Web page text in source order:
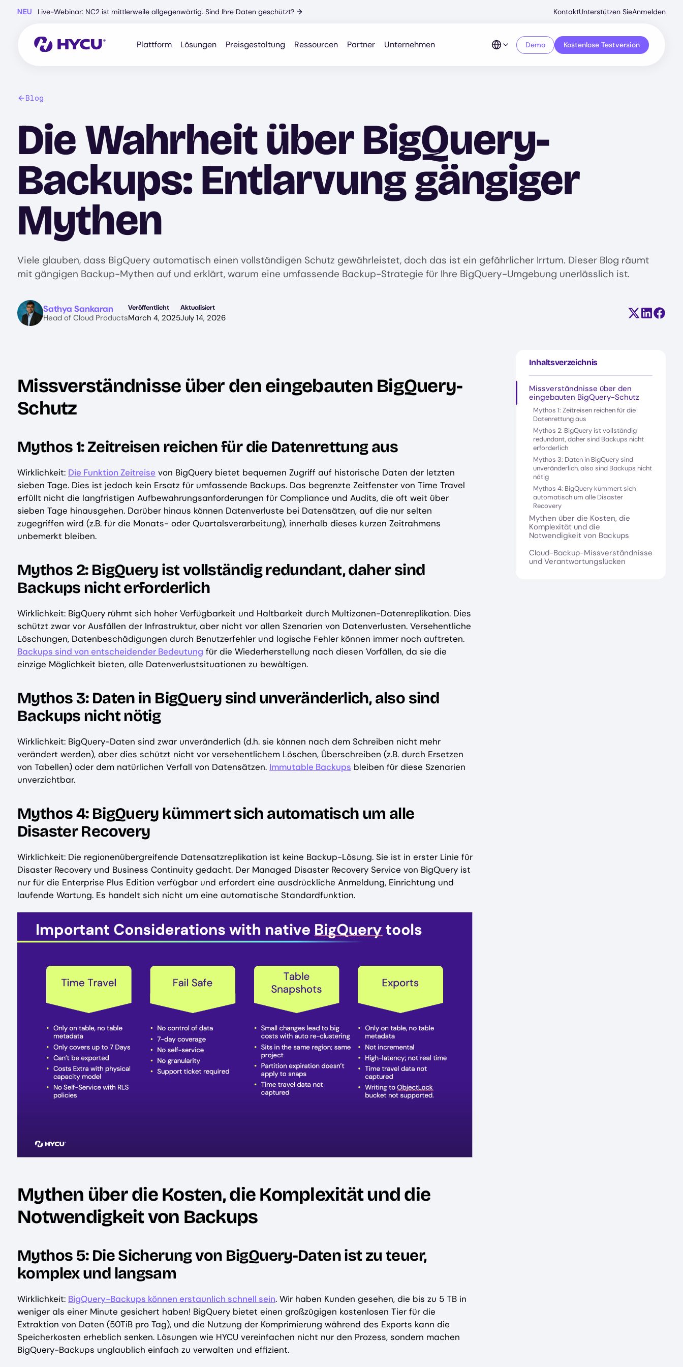
Hauptinhalt
NEU Live-Webinar: NC2 ist mittlerweile allgegenwärtig. Sind Ihre Daten geschützt? →
Menu
KontaktUnterstützen SieAnmelden
Plattform Lösungen Preisgestaltung Ressourcen Partner Unternehmen Demo Kostenlose Testversion
Blog
Die Wahrheit über BigQuery-
Backups: Entlarvung gängiger
Mythen
Viele glauben, dass BigQuery automatisch einen vollständigen Schutz gewährleistet, doch das ist ein gefährlicher Irrtum. Dieser Blog räumt
mit gängigen Backup-Mythen auf und erklärt, warum eine umfassende Backup-Strategie für Ihre BigQuery-Umgebung unerlässlich ist.
ImageSathya Sankaran
Head of Cloud Products
Veröffentlicht
March 4, 2025
Aktualisiert
July 14, 2026 Teilen auf
AufAuf
Missverständnisse über den eingebauten BigQuery-
Schutz
Mythos 1: Zeitreisen reichen für die Datenrettung aus
Wirklichkeit: Die Funktion Zeitreise von BigQuery bietet bequemen Zugriff auf historische Daten der letzten
sieben Tage. Dies ist jedoch kein Ersatz für umfassende Backups. Das begrenzte Zeitfenster von Time Travel
erfüllt nicht die langfristigen Aufbewahrungsanforderungen für Compliance und Audits, die oft weit über
sieben Tage hinausgehen. Darüber hinaus können Datenverluste bei Datensätzen, auf die nur selten
zugegriffen wird (z.B. für die Monats- oder Quartalsverarbeitung), innerhalb dieses kurzen Zeitrahmens
unbemerkt bleiben.
Mythos 2: BigQuery ist vollständig redundant, daher sind
Backups nicht erforderlich
Wirklichkeit: BigQuery rühmt sich hoher Verfügbarkeit und Haltbarkeit durch Multizonen-Datenreplikation. Dies
schützt zwar vor Ausfällen der Infrastruktur, aber nicht vor allen Szenarien von Datenverlusten. Versehentliche
Löschungen, Datenbeschädigungen durch Benutzerfehler und logische Fehler können immer noch auftreten.
Backups sind von entscheidender Bedeutung für die Wiederherstellung nach diesen Vorfällen, da sie die
einzige Möglichkeit bieten, alle Datenverlustsituationen zu bewältigen.
Mythos 3: Daten in BigQuery sind unveränderlich, also sind
Backups nicht nötig
Wirklichkeit: BigQuery-Daten sind zwar unveränderlich (d.h. sie können nach dem Schreiben nicht mehr
verändert werden), aber dies schützt nicht vor versehentlichem Löschen, Überschreiben (z.B. durch Ersetzen
von Tabellen) oder dem natürlichen Verfall von Datensätzen. Immutable Backups bleiben für diese Szenarien
unverzichtbar.
Mythos 4: BigQuery kümmert sich automatisch um alle
Disaster Recovery
Wirklichkeit: Die regionenübergreifende Datensatzreplikation ist keine Backup-Lösung. Sie ist in erster Linie für
Disaster Recovery und Business Continuity gedacht. Der Managed Disaster Recovery Service von BigQuery ist
nur für die Enterprise Plus Edition verfügbar und erfordert eine ausdrückliche Anmeldung, Einrichtung und
laufende Wartung. Es handelt sich nicht um eine automatische Standardfunktion.
Mythen über die Kosten, die Komplexität und die
Notwendigkeit von Backups
Mythos 5: Die Sicherung von BigQuery-Daten ist zu teuer,
komplex und langsam
Wirklichkeit: BigQuery-Backups können erstaunlich schnell sein. Wir haben Kunden gesehen, die bis zu 5 TB in
weniger als einer Minute gesichert haben! BigQuery bietet einen großzügigen kostenlosen Tier für die
Extraktion von Daten (50TiB pro Tag), und die Nutzung der Komprimierung während des Exports kann die
Speicherkosten erheblich senken. Lösungen wie HYCU vereinfachen nicht nur den Prozess, sondern machen
BigQuery-Backups unglaublich einfach zu verwalten und effizient.
Inhaltsverzeichnis
Missverständnisse über den
eingebauten BigQuery-Schutz
Mythos 1: Zeitreisen reichen für die
Datenrettung aus
Mythos 2: BigQuery ist vollständig
redundant, daher sind Backups nicht
erforderlich
Mythos 3: Daten in BigQuery sind
unveränderlich, also sind Backups nicht
nötig
Mythos 4: BigQuery kümmert sich
automatisch um alle Disaster
Recovery
Mythen über die Kosten, die
Komplexität und die
Notwendigkeit von Backups
Cloud-Backup-Missverständnisse
und Verantwortungslücken